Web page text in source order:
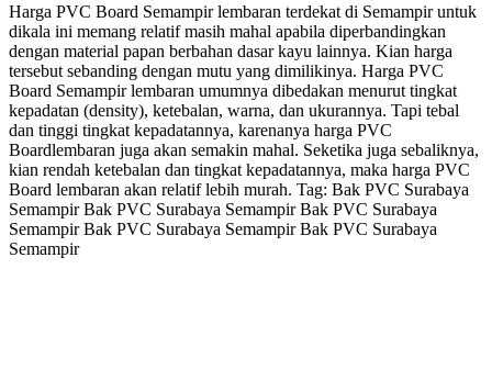
Harga PVC Board Semampir lembaran terdekat di Semampir untuk
dikala ini memang relatif masih mahal apabila diperbandingkan
dengan material papan berbahan dasar kayu lainnya. Kian harga
tersebut sebanding dengan mutu yang dimilikinya. Harga PVC
Board Semampir lembaran umumnya dibedakan menurut tingkat
kepadatan (density), ketebalan, warna, dan ukurannya. Tapi tebal
dan tinggi tingkat kepadatannya, karenanya harga PVC
Boardlembaran juga akan semakin mahal. Seketika juga sebaliknya,
kian rendah ketebalan dan tingkat kepadatannya, maka harga PVC
Board lembaran akan relatif lebih murah. Tag: Bak PVC Surabaya
Semampir Bak PVC Surabaya Semampir Bak PVC Surabaya
Semampir Bak PVC Surabaya Semampir Bak PVC Surabaya
Semampir